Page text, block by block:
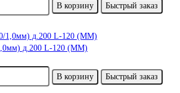
В корзину
Быстрый заказ
д.200 L-120 (ММ)
В корзину
Быстрый заказ